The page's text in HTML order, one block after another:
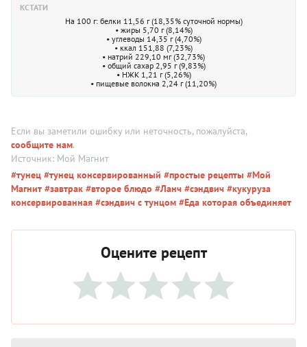
КСТАТИ
На 100 г: белки 11,56 г (18,35% суточной нормы)
• жиры 5,70 г (8,14%)
• углеводы 14,35 г (4,70%)
• ккал 151,88 (7,23%)
• натрий 229,10 мг (32,73%)
• общий сахар 2,95 г (9,83%)
• НЖК 1,21 г (5,26%)
• пищевые волокна 2,24 г (11,20%)
Если вы заметили ошибку или неточность, пожалуйста,
сообщите нам.
Источник: Мой Магнит
#тунец #тунец консервированный #простые рецепты #Мой
Магнит #завтрак #второе блюдо #Ланч #сэндвич #кукуруза
консервированная #сэндвич с тунцом #Еда которая объединяет
Оцените рецепт